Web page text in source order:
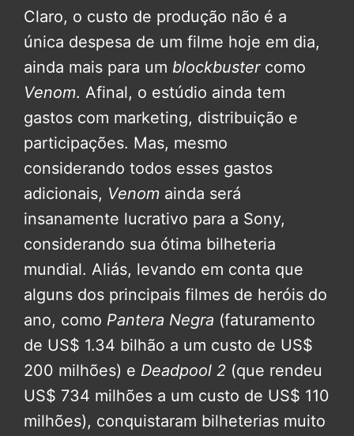
Claro, o custo de produção não é a
única despesa de um filme hoje em dia,
ainda mais para um blockbuster como
Venom. Afinal, o estúdio ainda tem
gastos com marketing, distribuição e
participações. Mas, mesmo
considerando todos esses gastos
adicionais, Venom ainda será
insanamente lucrativo para a Sony,
considerando sua ótima bilheteria
mundial. Aliás, levando em conta que
alguns dos principais filmes de heróis do
ano, como Pantera Negra (faturamento
de US$ 1.34 bilhão a um custo de US$
200 milhões) e Deadpool 2 (que rendeu
US$ 734 milhões a um custo de US$ 110
milhões), conquistaram bilheterias muito